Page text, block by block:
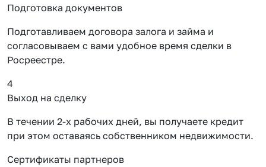
Подготовка документов
Подготавливаем договора залога и займа и
согласовываем с вами удобное время сделки в
Росреестре.
4
Выход на сделку
В течении 2-х рабочих дней, вы получаете кредит
при этом оставаясь собственником недвижимости.
Сертификаты партнеров